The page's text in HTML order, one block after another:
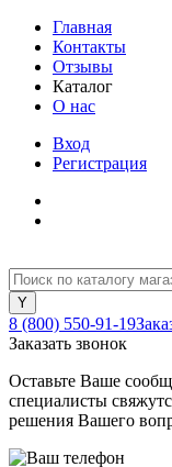
Главная
Контакты
Отзывы
Каталог
О нас
Вход
Регистрация
8 (800) 550-91-19
Заказать звонок
Оставьте Ваше
специалисты
решения Вашего